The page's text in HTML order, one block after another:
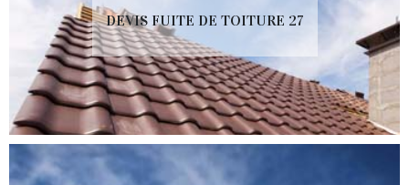
DEVIS FUITE DE TOITURE 27